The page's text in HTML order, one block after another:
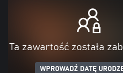
Ta zawartość została
WPROWADŹ DATĘ